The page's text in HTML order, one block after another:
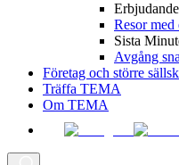
Resor med
Sista
Avgång
Företag och större
Träffa TEMA
Om TEMA